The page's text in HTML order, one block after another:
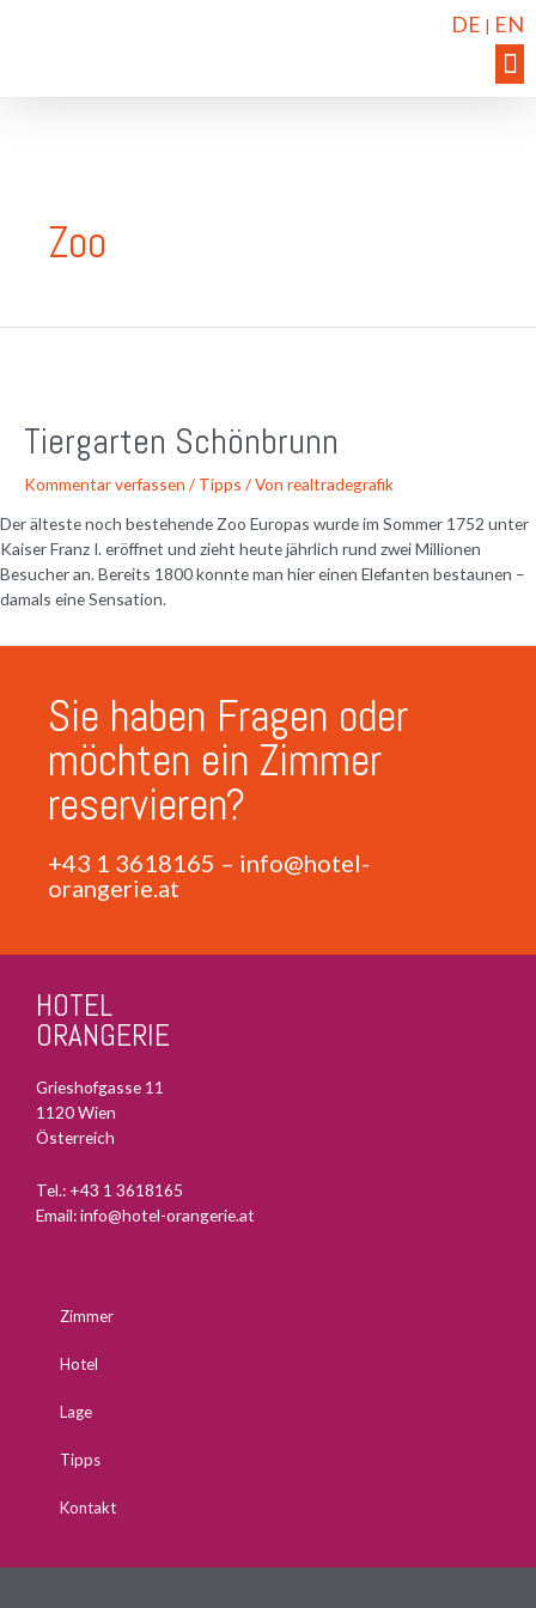
DE | EN
Zoo
Tiergarten Schönbrunn
Kommentar verfassen / Tipps / Von realtradegrafik
Der älteste noch bestehende Zoo Europas wurde im Sommer 1752 unter
Kaiser Franz I. eröffnet und zieht heute jährlich rund zwei Millionen
Besucher an. Bereits 1800 konnte man hier einen Elefanten bestaunen –
damals eine Sensation.
Sie haben Fragen oder
möchten ein Zimmer
reservieren?
+43 1 3618165 – info@hotel-
orangerie.at
HOTEL
ORANGERIE
Grieshofgasse 11
1120 Wien
Österreich
Tel.: +43 1 3618165
Email:info@hotel-orangerie.at
Zimmer
Hotel
Lage
Tipps
Kontakt